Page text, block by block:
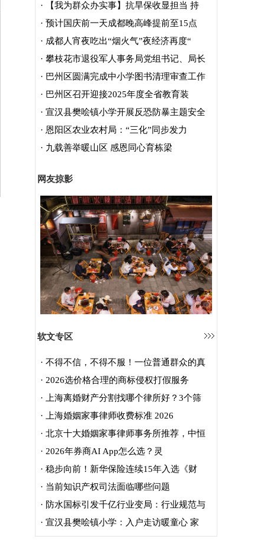
·
【我为群众办实事】抗旱保收显担当 持
· 预计国庆前一天成都晚高峰提前至15点
· 成都人宵夜吃出“烟火气”夜经济再度“
· 攀枝花市退役军人事务局党组书记、局长
· 巴州区圆满完成中小学图书清理审查工作
· 巴州区召开迎接2025年度全省教育装
· 宣汉县樊哙镇小学开展反恐防暴主题安全
· 恩阳区农业农村局：“三化”同步发力
· 九载善举暖山区 感恩同心育栋梁
网友掠影
软文专区
· 不得不信，不得不服！一位普通群众的真
· 2026选价格合理的商标侵权打假服务
·
上海离婚财产分割找哪个律所好？3个筛
·
上海婚姻家事律师收费标准 2026
· 北京十大婚姻家事律师事务所推荐，中恒
· 2026年券商AI App怎么选？灵
· 稳步向前！新华保险连续15年入选《财
· 当前知识产权司法面临哪些问题
· 防水国标引发千亿行业变局：行业规范与
· 宣汉县樊哙镇小学：入户走访暖童心 家